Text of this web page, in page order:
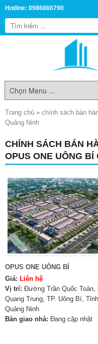
Hotline: 0986866790
Trang chủ » chính sách bán
Quảng Ninh
CHÍNH SÁCH BÁN
OPUS ONE UÔNG BÍ
OPUS ONE UÔNG BÍ
Giá: Liên hệ
Vị trí: Đường Trần Quốc Toản,
Quang Trung, TP. Uông Bí, Tỉnh
Quảng Ninh
Bàn giao nhà: Đang cập nhật